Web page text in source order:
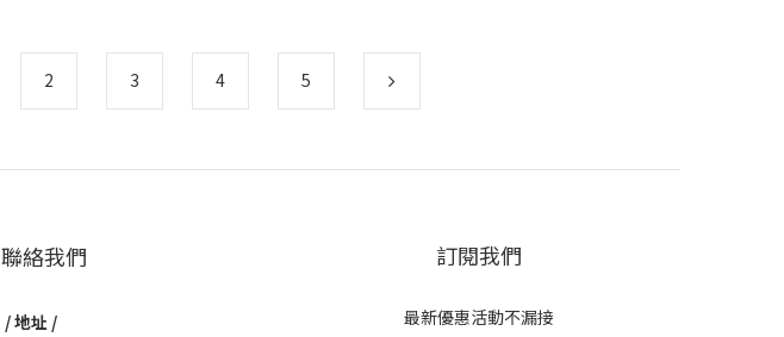
2 3 4 5
聯絡我們
/ 地址 /
訂閱我們
最新優惠活動不漏接